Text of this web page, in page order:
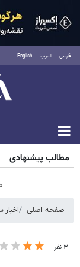
فارسی العربية English
مطالب پیشنهادی
صفحه اصلی
۳ نفر